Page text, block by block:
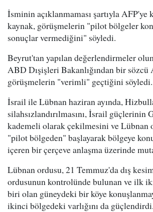
İsminin açıklanmaması şartıyla AFP'ye
kaynak, görüşmelerin "pilot bölgeler
sonuçlar vermediğini" söyledi.
Beyrut'tan yapılan değerlendirmeler
ABD Dışişleri Bakanlığından bir sözcü
görüşmelerin "verimli" geçtiğini söyledi.
İsrail ile Lübnan haziran ayında,
silahsızlandırılmasını, İsrail güçlerinin
kademeli olarak çekilmesini ve Lübnan
"pilot bölgeden" başlayarak bölgeye
içeren bir çerçeve anlaşma üzerinde
Lübnan ordusu, 21 Temmuz'da dış
ordusunun kontrolünde bulunan ve ilk
biri olan güneydeki bir köye
ikinci bölgedeki varlığını da güçlendirdi.